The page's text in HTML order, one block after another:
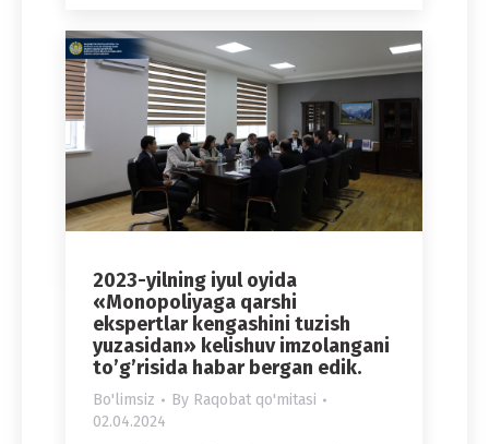
2023-yilning iyul oyida
«Monopoliyaga qarshi
ekspertlar kengashini tuzish
yuzasidan» kelishuv imzolangani
to’g’risida habar bergan edik.
Bo'limsiz By Raqobat qo'mitasi
02.04.2024